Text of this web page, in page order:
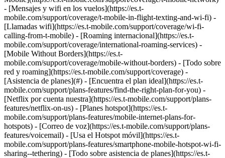
- [Mensajes y wifi en los vuelos](https://es.t-
mobile.com/support/coverage/t-mobile-in-flight-texting-and-wi-fi) -
[Llamadas wifi](https://es.t-mobile.com/support/coverage/wi-fi-
calling-from-t-mobile) - [Roaming internacional](https://es.t-
mobile.com/support/coverage/international-roaming-services) -
[Mobile Without Borders](https://es.t-
mobile.com/support/coverage/mobile-without-borders) - [Todo sobre
red y roaming](https://es.t-mobile.com/support/coverage) -
[Asistencia de planes](#) - [Encuentra el plan ideal](https://es.t-
mobile.com/support/plans-features/find-the-right-plan-for-you) -
[Netflix por cuenta nuestra](https://es.t-mobile.com/support/plans-
features/netflix-on-us) - [Planes hotspot](https://es.t-
mobile.com/support/plans-features/mobile-internet-plans-for-
hotspots) - [Correo de voz](https://es.t-mobile.com/support/plans-
features/voicemail) - [Usa el Hotspot móvil](https://es.t-
mobile.com/support/plans-features/smartphone-mobile-hotspot-wi-fi-
sharing--tethering) - [Todo sobre asistencia de planes](https://es.t-